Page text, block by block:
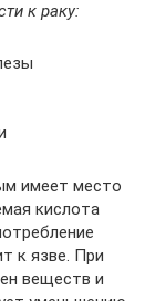
к раку:
имеет место
кислота
к язве. При
веществ и